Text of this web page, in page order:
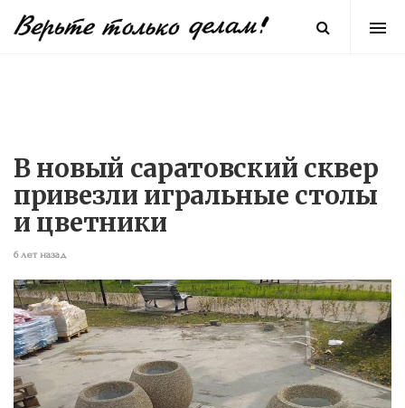
В новый саратовский сквер
привезли игральные столы
и цветники
6 лет назад